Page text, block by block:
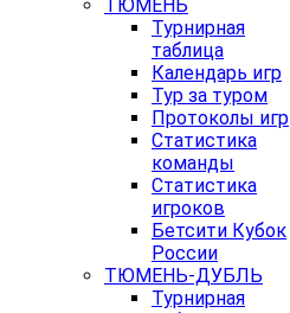
ТЮМЕНЬ
Турнирная
таблица
Календарь игр
Тур за туром
Протоколы игр
Статистика
команды
Статистика
игроков
Бетсити Кубок
России
ТЮМЕНЬ-ДУБЛЬ
Турнирная